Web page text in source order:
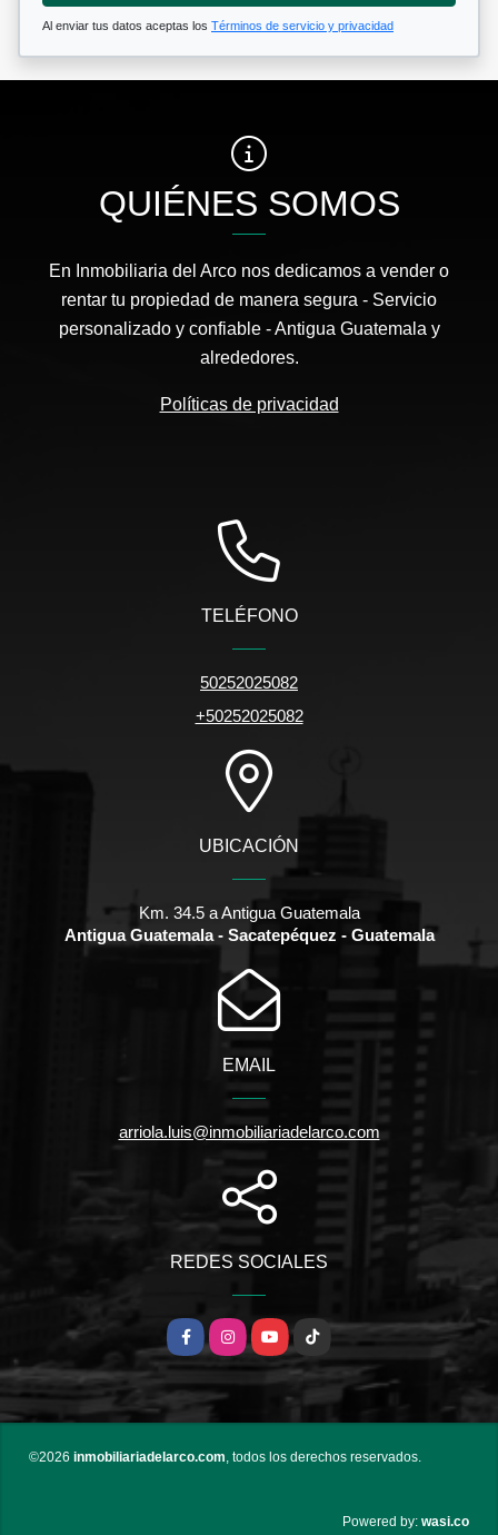
Al enviar tus datos aceptas los Términos de servicio y privacidad
QUIÉNES SOMOS
En Inmobiliaria del Arco nos dedicamos a vender o
rentar tu propiedad de manera segura - Servicio
personalizado y confiable - Antigua Guatemala y
alrededores.
Políticas de privacidad
TELÉFONO
50252025082
+50252025082
UBICACIÓN
Km. 34.5 a Antigua Guatemala
Antigua Guatemala - Sacatepéquez - Guatemala
EMAIL
arriola.luis@inmobiliariadelarco.com
REDES SOCIALES
FacebookInstagramYouTubeTikTok
©2026 inmobiliariadelarco.com, todos los derechos reservados.
Powered by: wasi.co